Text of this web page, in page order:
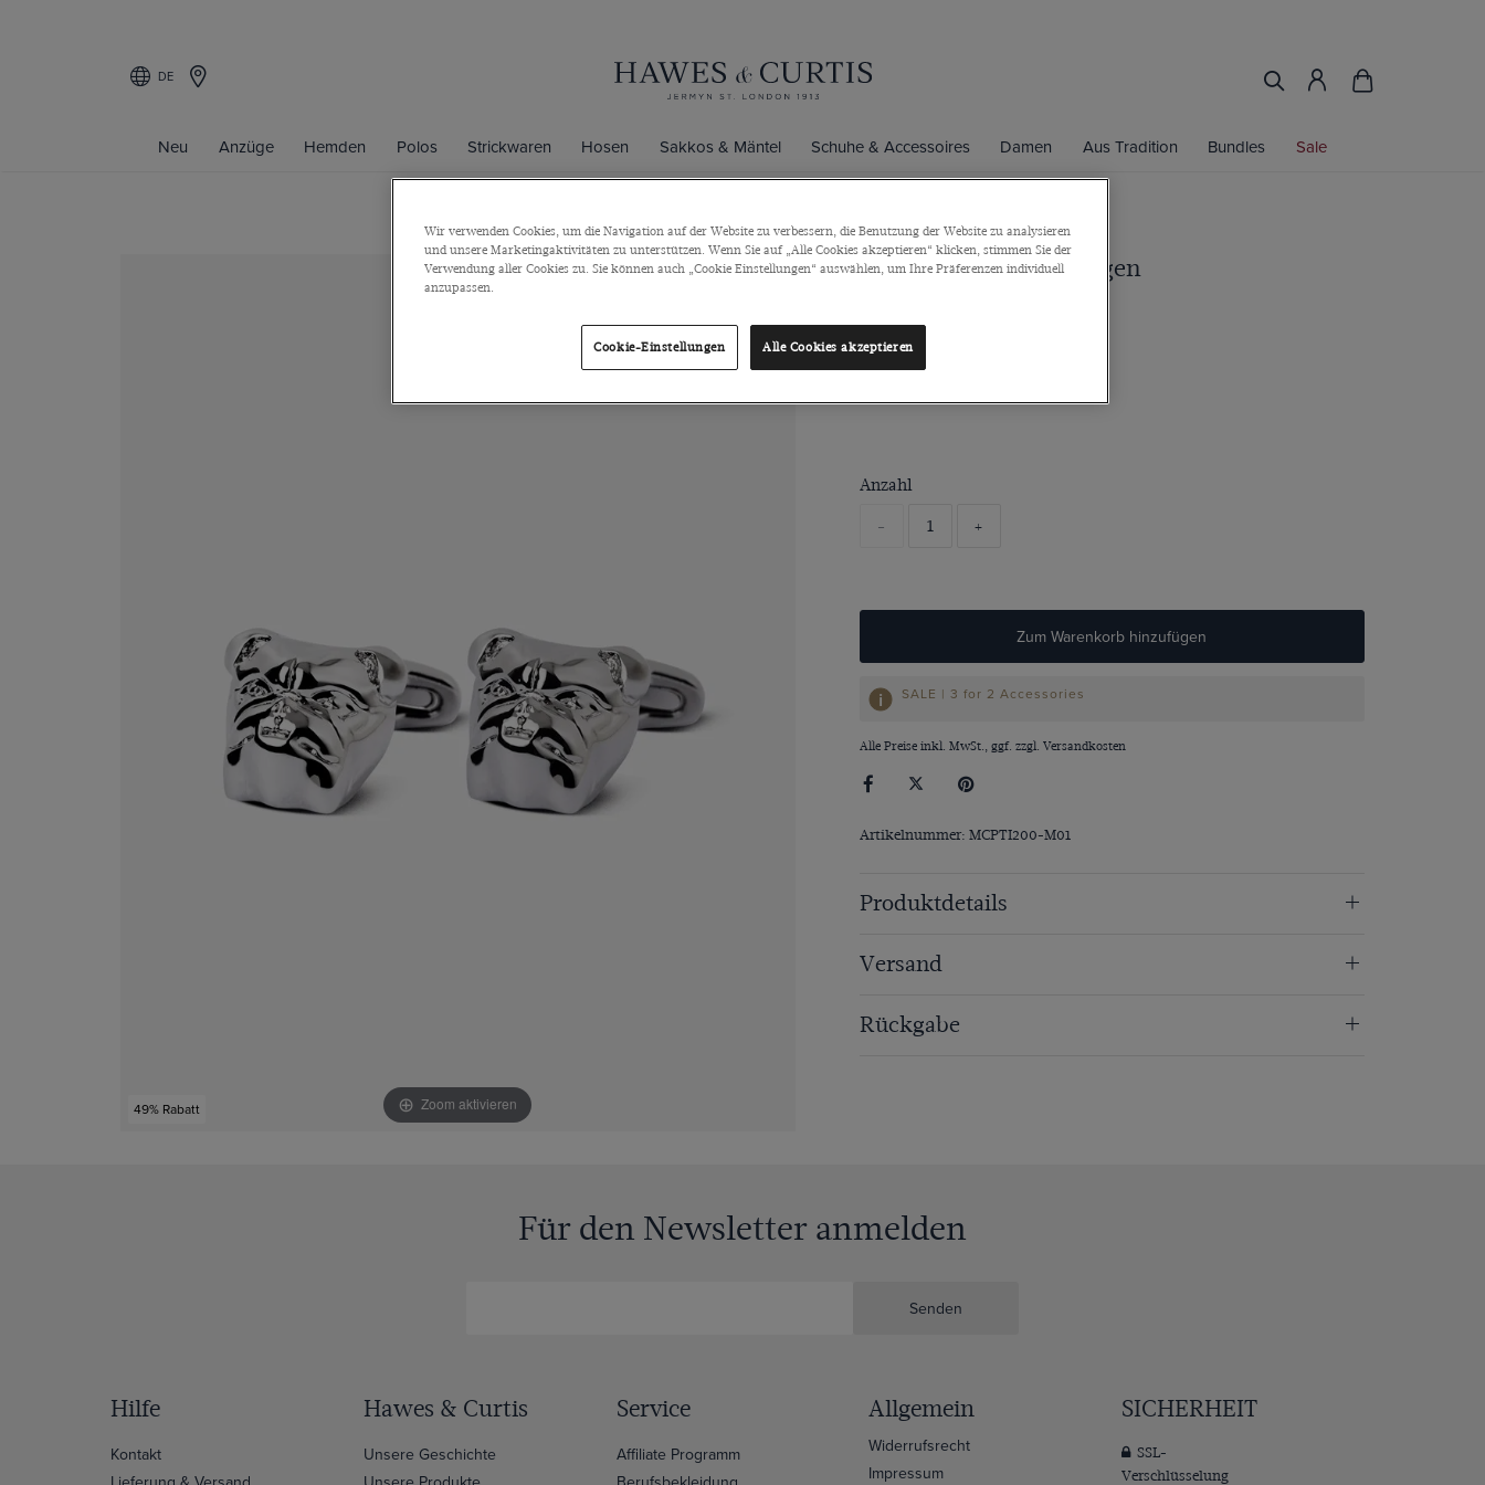
DE
Neu Anzüge Hemden Polos Strickwaren Hosen Sakkos & Mäntel Schuhe & Accessoires Damen Aus Tradition Bundles Sale
49% Rabatt Zoom aktivieren
Silberfarbene Bulldoggen
€49 €25
Anzahl
- +
Zum Warenkorb hinzufügen
SALE | 3 for 2 Accessories
Alle Preise inkl. MwSt., ggf. zzgl. Versandkosten
Artikelnummer: MCPTI200-M01
Produktdetails
Versand
Rückgabe
Für den Newsletter anmelden
Senden
Hilfe
Kontakt
Hawes & Curtis
Unsere Geschichte
Service
Affiliate Programm
Allgemein
Widerrufsrecht
Impressum
SICHERHEIT
SSL-
Verschlüsselung
Wir verwenden Cookies, um die Navigation auf der Website zu verbessern, die Benutzung der Website zu analysieren
und unsere Marketingaktivitäten zu unterstützen. Wenn Sie auf „Alle Cookies akzeptieren“ klicken, stimmen Sie der
Verwendung aller Cookies zu. Sie können auch „Cookie Einstellungen“ auswählen, um Ihre Präferenzen individuell
anzupassen.
Cookie-Einstellungen Alle Cookies akzeptieren